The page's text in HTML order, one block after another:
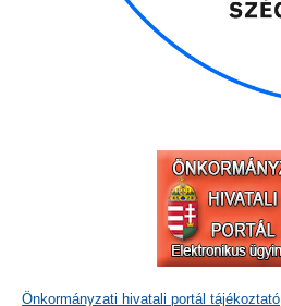
Önkormányzati hivatali portál tájékoztató